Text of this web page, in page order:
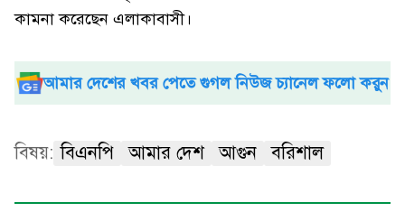
কামনা করেছেন এলাকাবাসী।
আমার দেশের খবর পেতে গুগল নিউজ চ্যানেল ফলো করুন
বিষয়: বিএনপি আমার দেশ আগুন বরিশাল